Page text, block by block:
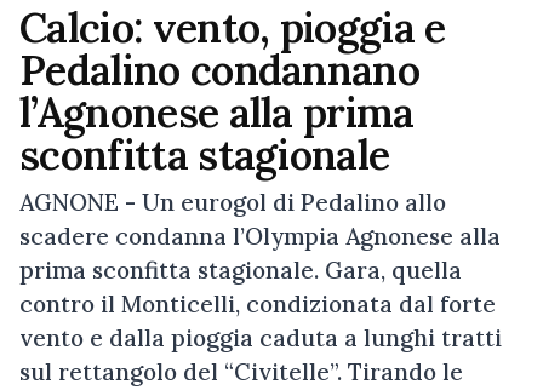
Calcio: vento, pioggia e
Pedalino condannano
l’Agnonese alla prima
sconfitta stagionale
AGNONE - Un eurogol di Pedalino allo
scadere condanna l’Olympia Agnonese alla
prima sconfitta stagionale. Gara, quella
contro il Monticelli, condizionata dal forte
vento e dalla pioggia caduta a lunghi tratti
sul rettangolo del “Civitelle”. Tirando le